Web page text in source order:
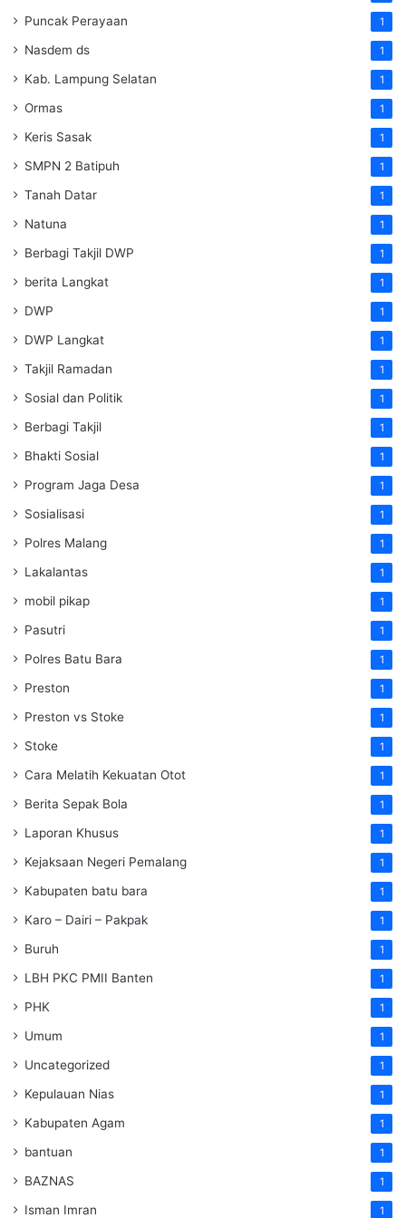
Puncak Perayaan 1
Nasdem ds 1
Kab. Lampung Selatan 1
Ormas 1
Keris Sasak 1
SMPN 2 Batipuh 1
Tanah Datar 1
Natuna 1
Berbagi Takjil DWP 1
berita Langkat 1
DWP 1
DWP Langkat 1
Takjil Ramadan 1
Sosial dan Politik 1
Berbagi Takjil 1
Bhakti Sosial 1
Program Jaga Desa 1
Sosialisasi 1
Polres Malang 1
Lakalantas 1
mobil pikap 1
Pasutri 1
Polres Batu Bara 1
Preston 1
Preston vs Stoke 1
Stoke 1
Cara Melatih Kekuatan Otot 1
Berita Sepak Bola 1
Laporan Khusus 1
Kejaksaan Negeri Pemalang 1
Kabupaten batu bara 1
Karo – Dairi – Pakpak 1
Buruh 1
LBH PKC PMII Banten 1
PHK 1
Umum 1
Uncategorized 1
Kepulauan Nias 1
Kabupaten Agam 1
bantuan 1
BAZNAS 1
Isman Imran 1